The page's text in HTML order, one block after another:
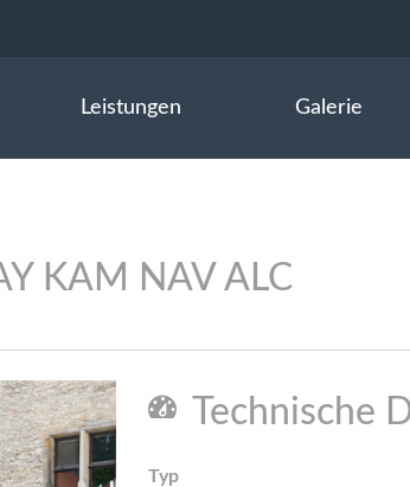
Leistungen Galerie
KAM NAV ALC
Technische
Typ